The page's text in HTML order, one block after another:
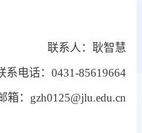
联系人：耿智慧
系电话：0431-85619664
箱： gzh0125@jlu.edu.cn